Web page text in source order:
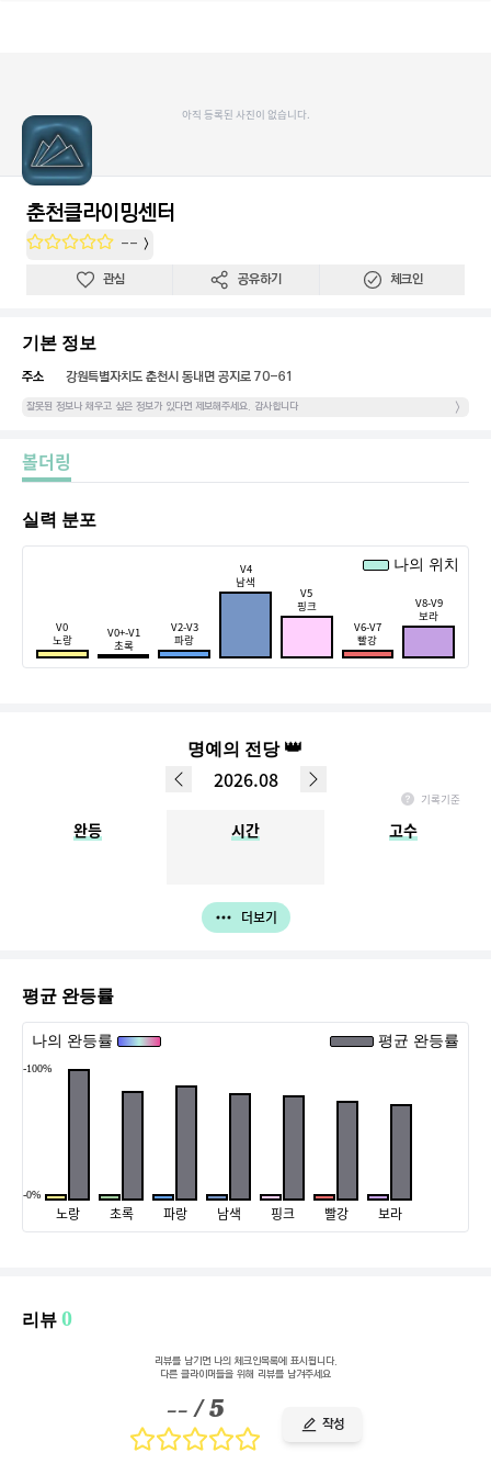
아직 등록된 사진이 없습니다.
춘천클라이밍센터
--
관심
공유하기 체크인
기본 정보
주소 강원특별자치도 춘천시 동내면 공지로 70-61
잘못된 정보나 채우고 싶은 정보가 있다면 제보해주세요. 감사합니다
볼더링
실력 분포
나의 위치
노랑
V0
초록
V0+-V1
파랑
V2-V3
남색
V4
핑크
V5
빨강
V6-V7
보라
V8-V9
명예의 전당 👑
2026.08
기록기준
매월 1일 ~ 마지막일 기록, 다음 달 1일 정오까지 입력한 데이터만 반영됩니다.
(ex. 3월 명예의 전당 - 4월 1일 정오 이전까지 입력완료한 결과가 반영)
완등 시간 고수
더보기
평균 완등률
나의 완등률 평균 완등률
-100%
-0%
노랑 초록 파랑 남색 핑크 빨강 보라
리뷰 0
리뷰를 남기면 나의 체크인목록에 표시됩니다.
다른 클라이머들을 위해 리뷰를 남겨주세요
--/ 5 작성